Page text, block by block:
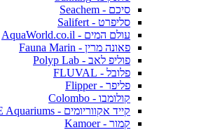
סיכם - Seachem
סליפרט - Salifert
עולם המים - AquaWorld.co.il
פאונה מרין - Fauna Marin
פוליפ לאב - Polyp Lab
פלובל - FLUVAL
פליפר - Flipper
קולומבו - Colombo
קייד אקווריומים - CADE Aquariums
קמור - Kamoer